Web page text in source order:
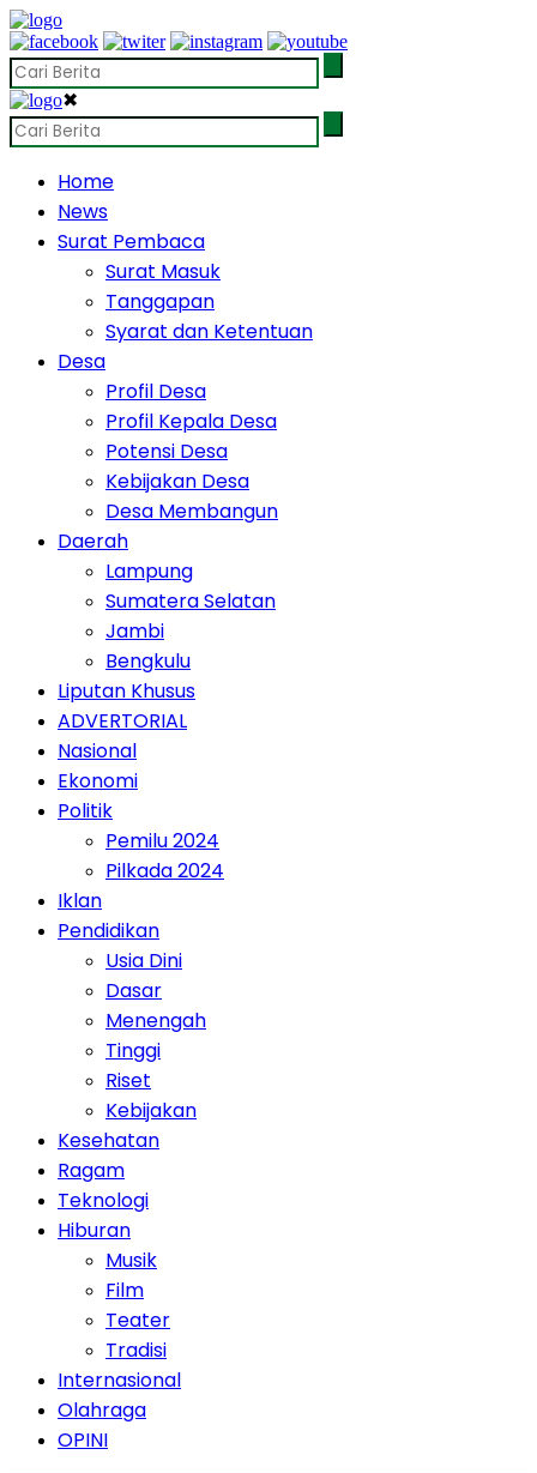
✖
Home
News
Surat Pembaca
Surat Masuk
Tanggapan
Syarat dan Ketentuan
Desa
Profil Desa
Profil Kepala Desa
Potensi Desa
Kebijakan Desa
Desa Membangun
Daerah
Lampung
Sumatera Selatan
Jambi
Bengkulu
Liputan Khusus
ADVERTORIAL
Nasional
Ekonomi
Politik
Pemilu 2024
Pilkada 2024
Iklan
Pendidikan
Usia Dini
Dasar
Menengah
Tinggi
Riset
Kebijakan
Kesehatan
Ragam
Teknologi
Hiburan
Musik
Film
Teater
Tradisi
Internasional
Olahraga
OPINI